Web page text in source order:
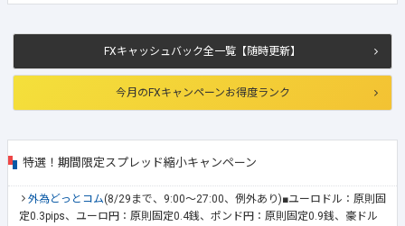
FXキャッシュバック全一覧【随時更新】
今月のFXキャンペーンお得度ランク
特選！期間限定スプレッド縮小キャンペーン
外為どっとコム(8/29まで、9:00～27:00、例外あり)■ユーロドル：原則固
定0.3pips、ユーロ円：原則固定0.4銭、ポンド円：原則固定0.9銭、豪ドル